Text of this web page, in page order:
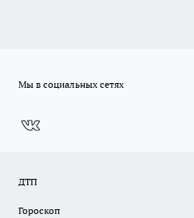
Мы в социальных сетях
ДТП
Гороскоп